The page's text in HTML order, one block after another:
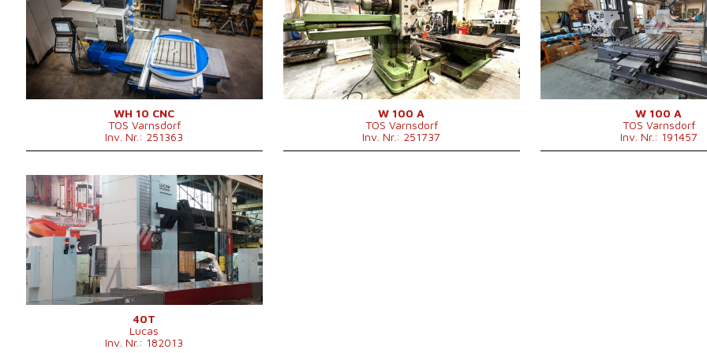
Steuerung Heidenhain
TNC 620
Arbeitsspindeldurchmesser
100 mm
X Weg
1250 mm
Y Weg
1030 mm
Spindeldrehzahl
16 - 2500 /min.
nein
Spindelvorschub (W)
730 mm
930 mm
Werkzeugmagazin
nein
ISO 50 .
Schnellvorschub
8 m/min
Max. Tischbelastung
3000 kg
Maschinenabmessungen L x
B x H
5000x3050x2800
mm
Maschinengewicht
11500 kg
WH 10 CNC
TOS Varnsdorf
Inv. Nr.: 251363
Arbeitsspindeldurchmesser 100 mm
X Weg
1600 mm
Y Weg
1120 mm
Spindeldrehzahl
0 - 1120 /min.
IKZ
nein
Spindelvorschub (W)
900 mm
Z Weg
1250 mm
nein
ISO 50 .
Aufspanntischfläche
1250 x 1250 mm
Hauptmotorleistung
11 kW
W 100 A
TOS Varnsdorf
Inv. Nr.: 251737
Arbeitsspindeldurchmesser 100
X Weg
1600
Y Weg
1120
Spindeldrehzahl
7 -
IKZ
nein
Spindelvorschub (W)
900
Z Weg
1250
nein
ISO 50 .
Max. Tischbelastung
3000 kg
Maschinenabmessungen L x 6710
W 100 A
TOS Varnsdorf
Inv. Nr.: 191457
Baujahr:
2018
Kontrollsystem
ja
Steuerung Fanuc
0i-MF
Arbeitsspindeldurchmesser
130 mm
X Weg
3657 mm
Y Weg
3048 mm
Spindeldrehzahl
10 - 3000
/min.
IKZ
ja
40T
Lucas
Inv. Nr.: 182013